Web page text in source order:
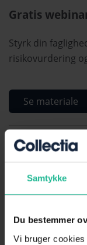
Samtykke
Du bestemmer
Vi bruger
Gratis
Styrk din
risikovurdering
Se materiale
Lad os vaske
Op til 35 % af
Vask min data